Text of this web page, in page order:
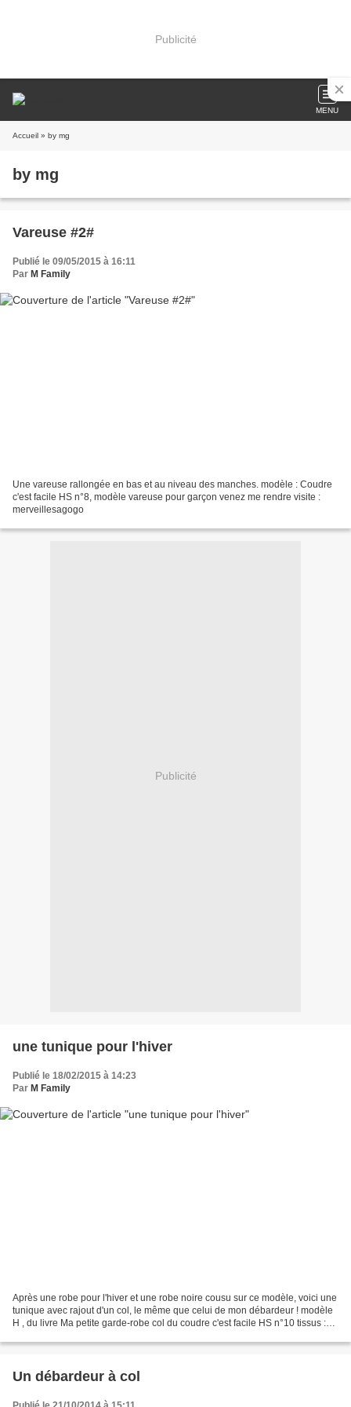
Publicité
MENU
Accueil » by mg
by mg
Vareuse #2#
Publié le 09/05/2015 à 16:11
Par M Family
Une vareuse rallongée en bas et au niveau des manches. modèle : Coudre
c'est facile HS n°8, modèle vareuse pour garçon venez me rendre visite :
merveillesagogo
Publicité
une tunique pour l'hiver
Publié le 18/02/2015 à 14:23
Par M Family
Après une robe pour l'hiver et une robe noire cousu sur ce modèle, voici une
tunique avec rajout d'un col, le même que celui de mon débardeur ! modèle
H , du livre Ma petite garde-robe col du coudre c'est facile HS n°10 tissus :
Un débardeur à col